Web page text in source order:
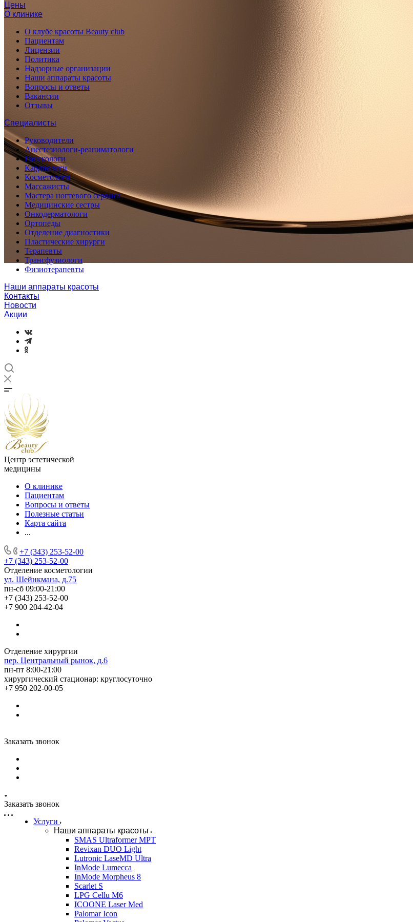
Цены
О клинике
О клубе красоты Beauty club
Пациентам
Лицензии
Политика
Надзорные организации
Наши аппараты красоты
Вопросы и ответы
Вакансии
Отзывы
Специалисты
Руководители
Анестезиологи-реаниматологи
Гинекологи
Кардиологи
Косметологи
Массажисты
Мастера ногтевого сервиса
Медицинские сестры
Онкодерматологи
Ортопеды
Отделение диагностики
Пластические хирурги
Терапевты
Трансфузиологи
Физиотерапевты
Наши аппараты красоты
Контакты
Новости
Акции
Центр эстетической
медицины
О клинике
Пациентам
Вопросы и ответы
Полезные статьи
Карта сайта
...
+7 (343) 253-52-00
+7 (343) 253-52-00
Отделение косметологии
ул. Шейнкмана, д.75
пн-сб 09:00-21:00
+7 (343) 253-52-00
+7 900 204-42-04
Отделение хирургии
пер. Центральный рынок, д.6
пн-пт 8:00-21:00
хирургический стационар: круглосуточно
+7 950 202-00-05
Заказать звонок
Заказать звонок
Услуги
Наши аппараты красоты
SMAS Ultraformer MPT
Revixan DUO Light
Lutronic LaseMD Ultra
InMode Lumecca
InMode Morpheus 8
Scarlet S
LPG Cellu M6
ICOONE Laser Med
Palomar Icon